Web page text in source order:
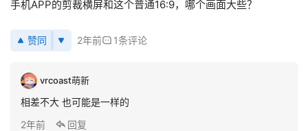
手机APP的剪裁横屏和这个普通16:9，哪个画面大些？
赞同 2年前 1条评论
vrcoast萌新
相差不大 也可能是一样的
2年前
回复